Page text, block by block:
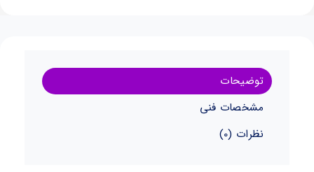
توضیحات
مشخصات فنی
نظرات (0)